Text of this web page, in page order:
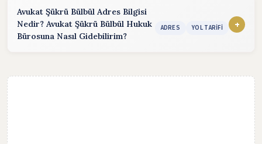
Telefon:(Hafta içi :08:30 - 17:30)
Email: (24 saat içinde cevap)
Avukat Şükrü Bülbül Adres Bilgisi
Nedir? Avukat Şükrü Bülbül Hukuk
Bürosuna Nasıl Gidebilirim?
ADRES YOL TARIFI +